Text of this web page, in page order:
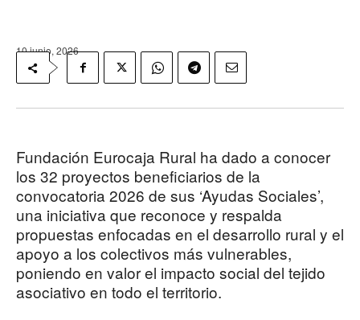
10 junio, 2026
Fundación Eurocaja Rural ha dado a conocer
los 32 proyectos beneficiarios de la
convocatoria 2026 de sus ‘Ayudas Sociales’,
una iniciativa que reconoce y respalda
propuestas enfocadas en el desarrollo rural y el
apoyo a los colectivos más vulnerables,
poniendo en valor el impacto social del tejido
asociativo en todo el territorio.